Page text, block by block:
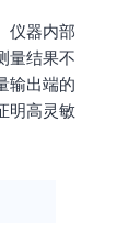
仪器内部
量结果不
输出端的
明高灵敏